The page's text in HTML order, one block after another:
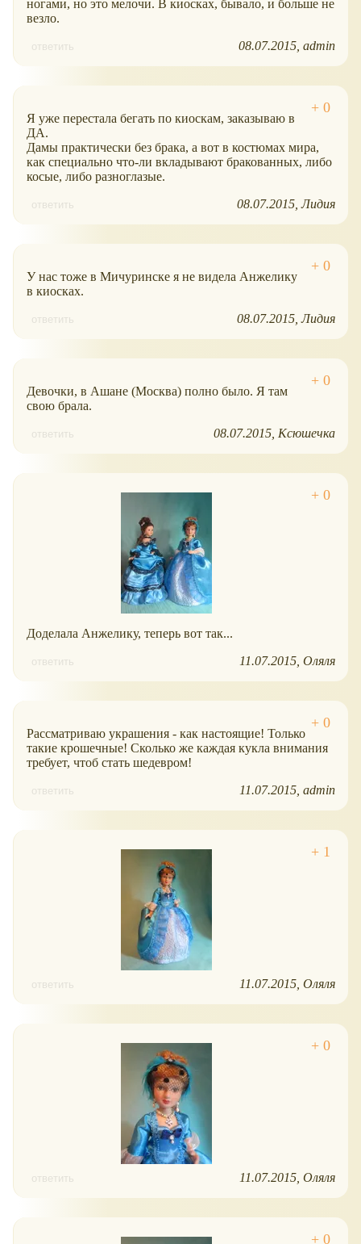
ногами, но это мелочи. В киосках, бывало, и больше не
везло.
ответить 08.07.2015 admin
Я уже перестала бегать по киоскам, заказываю в
ДА.
Дамы практически без брака, а вот в костюмах мира,
как специально что-ли вкладывают бракованных, либо
косые, либо разноглазые.
ответить 08.07.2015 Лидия
У нас тоже в Мичуринске я не видела Анжелику
в киосках.
ответить 08.07.2015 Лидия
Девочки, в Ашане (Москва) полно было. Я там
свою брала.
ответить 08.07.2015 Ксюшечка
Доделала Анжелику, теперь вот так...
ответить 11.07.2015 Оляля
Рассматриваю украшения - как настоящие! Только
такие крошечные! Сколько же каждая кукла внимания
требует, чтоб стать шедевром!
ответить 11.07.2015 admin
ответить 11.07.2015 Оляля
ответить 11.07.2015 Оляля